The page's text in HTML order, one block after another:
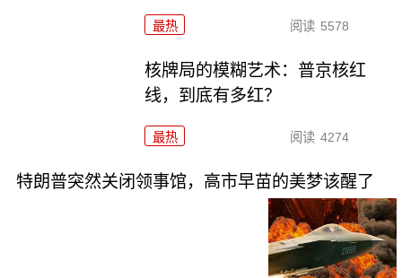
最热 阅读 5578
核牌局的模糊艺术：普京核红
线，到底有多红？
最热 阅读 4274
特朗普突然关闭领事馆，高市早苗的美梦该醒了